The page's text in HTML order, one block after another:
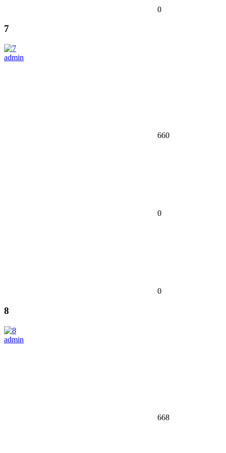
0
7
admin
660
0
0
8
admin
668